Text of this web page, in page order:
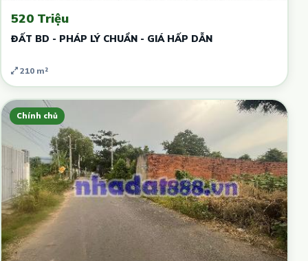
520 Triệu
ĐẤT BD - PHÁP LÝ CHUẨN - GIÁ HẤP DẪN
210 m²
Chính chủ